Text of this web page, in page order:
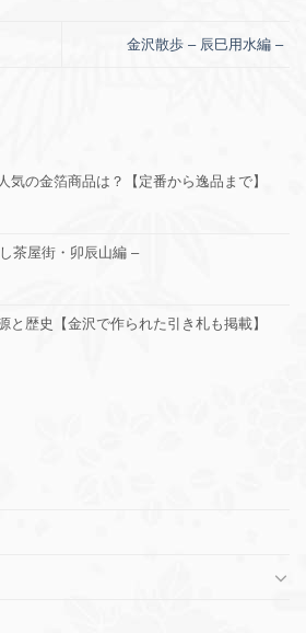
金沢散歩 – 辰巳用水編 –
気の金箔商品は？【定番から逸品まで】
茶屋街・卯辰山編 –
と歴史【金沢で作られた引き札も掲載】